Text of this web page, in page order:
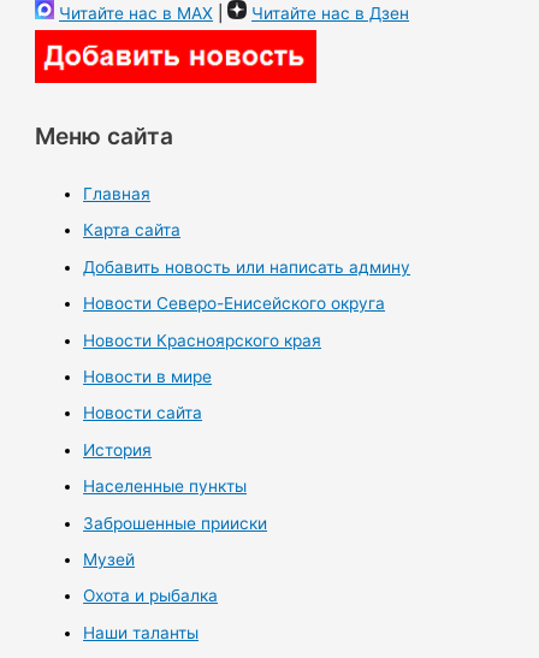
Читайте нас в MAX | Читайте нас в Дзен
Меню сайта
Главная
Карта сайта
Добавить новость или написать админу
Новости Северо-Енисейского округа
Новости Красноярского края
Новости в мире
Новости сайта
История
Населенные пункты
Заброшенные прииски
Музей
Охота и рыбалка
Наши таланты